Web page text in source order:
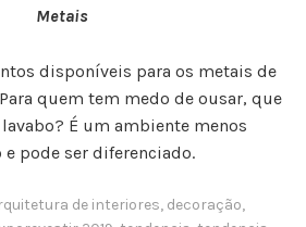
Metais
disponíveis para os metais de
quem tem medo de ousar, que
É um ambiente menos
pode ser diferenciado.
de interiores, decoração,